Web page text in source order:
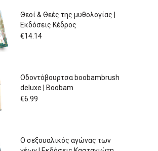
Θεοί & Θεές της μυθολογίας |
Εκδόσεις Κέδρος
€14.14
Οδοντόβουρτσα boobambrush
deluxe | Boobam
€6.99
Ο σεξουαλικός αγώνας των